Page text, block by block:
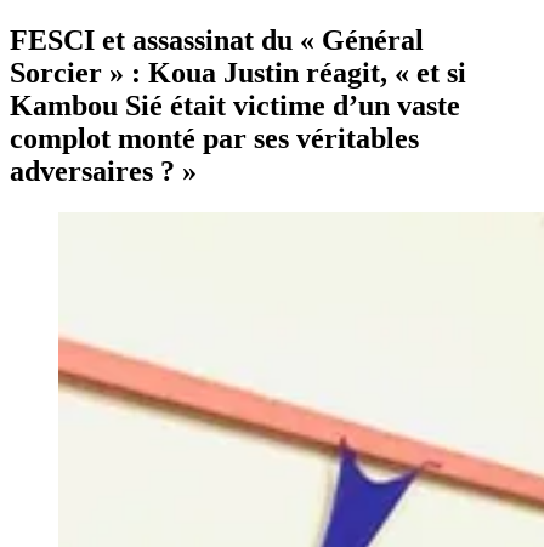
FESCI et assassinat du « Général
Sorcier » : Koua Justin réagit, « et si
Kambou Sié était victime d’un vaste
complot monté par ses véritables
adversaires ? »